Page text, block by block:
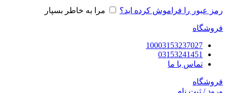
رمز عبور را فراموش کرده اید؟ مرا به خاطر بسپار
فروشگاه
10003153237027
03153241451
تماس با ما
فروشگاه
ورود / ثبت نام